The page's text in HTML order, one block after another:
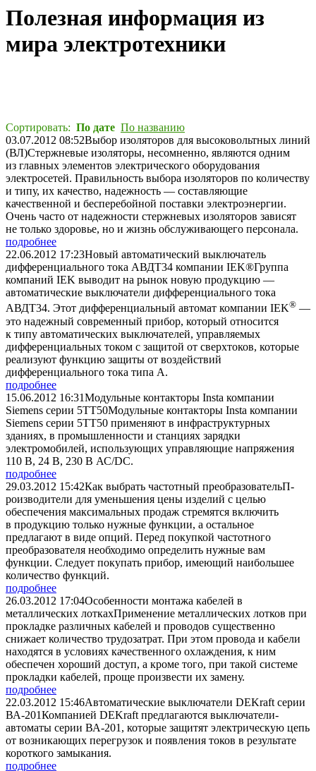
Полезная информация из
мира электротехники
Сортировать: По дате По названию
03.07.2012 08:52Выбор изоляторов для высоковольтных линий
(ВЛ)Стержневые изоляторы, несомненно, являются одним
из главных элементов электрического оборудования
электросетей. Правильность выбора изоляторов по количеству
и типу, их качество, надежность — составляющие
качественной и бесперебойной поставки электроэнергии.
Очень часто от надежности стержневых изоляторов зависят
не только здоровье, но и жизнь обслуживающего персонала.
подробнее
22.06.2012 17:23Новый автоматический выключатель
дифференциального тока АВДТ34 компании IEK®Группа
компаний IEK выводит на рынок новую продукцию —
автоматические выключатели дифференциального тока
АВДТ34. Этот дифференциальный автомат компании IEK® —
это надежный современный прибор, который относится
к типу автоматических выключателей, управляемых
дифференциальных током с защитой от сверхтоков, которые
реализуют функцию защиты от воздействий
дифференциального тока типа А.
подробнее
15.06.2012 16:31Модульные контакторы Insta компании
Siеmens серии 5ТТ50Модульные контакторы Insta компании
Siеmens серии 5ТТ50 применяют в инфраструктурных
зданиях, в промышленности и станциях зарядки
электромобилей, использующих управляющие напряжения
110 В, 24 В, 230 В АС/DC.
подробнее
29.03.2012 15:42Как выбрать частотный преобразовательП­
роизводители для уменьшения цены изделий с целью
обеспечения максимальных продаж стремятся включить
в продукцию только нужные функции, а остальное
предлагают в виде опций. Перед покупкой частотного
преобразователя необходимо определить нужные вам
функции. Следует покупать прибор, имеющий наибольшее
количество функций.
подробнее
26.03.2012 17:04Особенности монтажа кабелей в
металлических лоткахПрименение металлических лотков при
прокладке различных кабелей и проводов существенно
снижает количество трудозатрат. При этом провода и кабели
находятся в условиях качественного охлаждения, к ним
обеспечен хороший доступ, а кроме того, при такой системе
прокладки кабелей, проще произвести их замену.
подробнее
22.03.2012 15:46Автоматические выключатели DEKraft серии
ВА-201­Компанией DEKraft предлагаются выключатели-
автоматы серии ВА-201, которые защитят электрическую цепь
от возникающих перегрузок и появления токов в результате
короткого замыкания.
подробнее